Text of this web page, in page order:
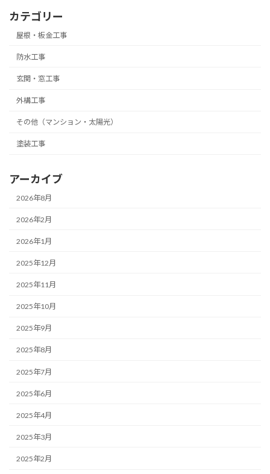
カテゴリー
屋根・板金工事
防水工事
玄関・窓工事
外構工事
その他（マンション・太陽光）
塗装工事
アーカイブ
2026年8月
2026年2月
2026年1月
2025年12月
2025年11月
2025年10月
2025年9月
2025年8月
2025年7月
2025年6月
2025年4月
2025年3月
2025年2月